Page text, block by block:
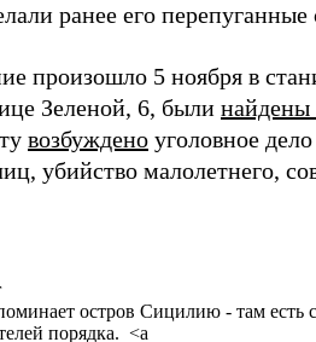
ранее его перепуганные
произошло 5 ноября в
Зеленой, 6, были найдены
возбуждено уголовное
убийство малолетнего,
остров Сицилию - там есть
порядка. <a